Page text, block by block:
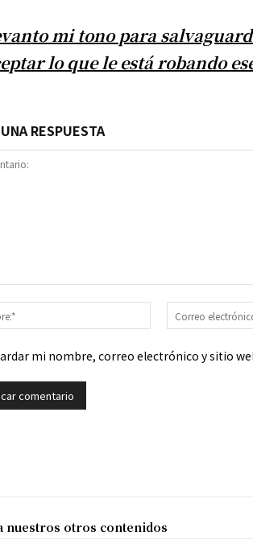
mi tono para
lo que le está robando
RESPUESTA
mi nombre, correo electrónico y sitio
nuestros otros contenidos